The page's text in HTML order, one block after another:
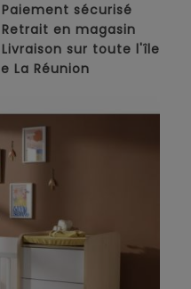
Paiement sécurisé
Retrait en magasin
Livraison sur toute l'île
La Réunion